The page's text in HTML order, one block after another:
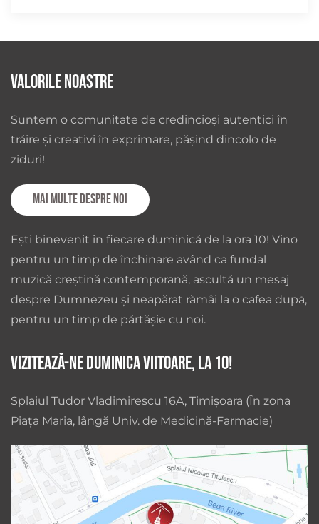
Valorile noastre
Suntem o comunitate de credincioși autentici în
trăire și creativi în exprimare, pășind dincolo de
ziduri!
Mai multe despre noi
Ești binevenit în fiecare duminică de la ora 10! Vino
pentru un timp de închinare având ca fundal
muzică creștină contemporană, ascultă un mesaj
despre Dumnezeu și neapărat rămâi la o cafea după,
pentru un timp de părtășie cu noi.
Vizitează-ne duminica viitoare, la 10!
Splaiul Tudor Vladimirescu 16A, Timișoara (În zona
Piața Maria, lângă Univ. de Medicină-Farmacie)